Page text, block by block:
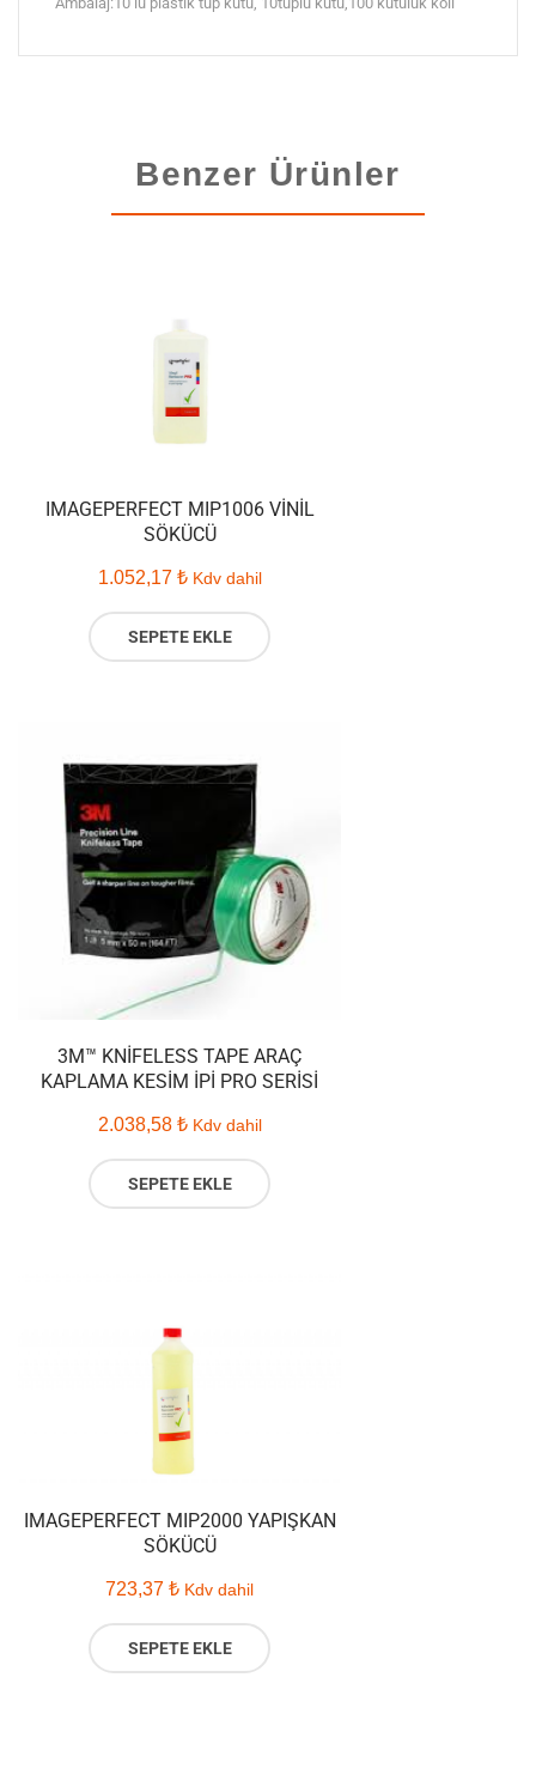
Benzer Ürünler
IMAGEPERFECT MIP1006 VINIL
SÖKÜCÜ
1.052,17 ₺ Kdv dahil
SEPETE EKLE
3M™ KNIFELESS TAPE ARAÇ
KAPLAMA KESIM İPI PRO SERISI
2.038,58 ₺ Kdv dahil
SEPETE EKLE
IMAGEPERFECT MIP2000 YAPIŞKAN
SÖKÜCÜ
723,37 ₺ Kdv dahil
SEPETE EKLE